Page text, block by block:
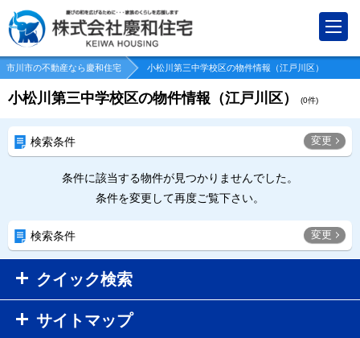
市川市の不動産なら慶和住宅 小松川第三中学校区の物件情報（江戸川区）
小松川第三中学校区の物件情報（江戸川区） (0件)
検索条件 変更
条件に該当する物件が見つかりませんでした。
条件を変更して再度ご覧下さい。
検索条件 変更
クイック検索
サイトマップ